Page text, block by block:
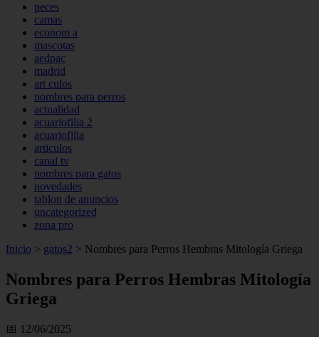
peces
camas
econom a
mascotas
aedpac
madrid
art culos
nombres para perros
actualidad
acuariofilia 2
acuariofilia
articulos
canal tv
nombres para gatos
novedades
tablon de anuncios
uncategorized
zona pro
Inicio > gatos2 > Nombres para Perros Hembras Mitología Griega
Nombres para Perros Hembras Mitología
Griega
📅 12/06/2025